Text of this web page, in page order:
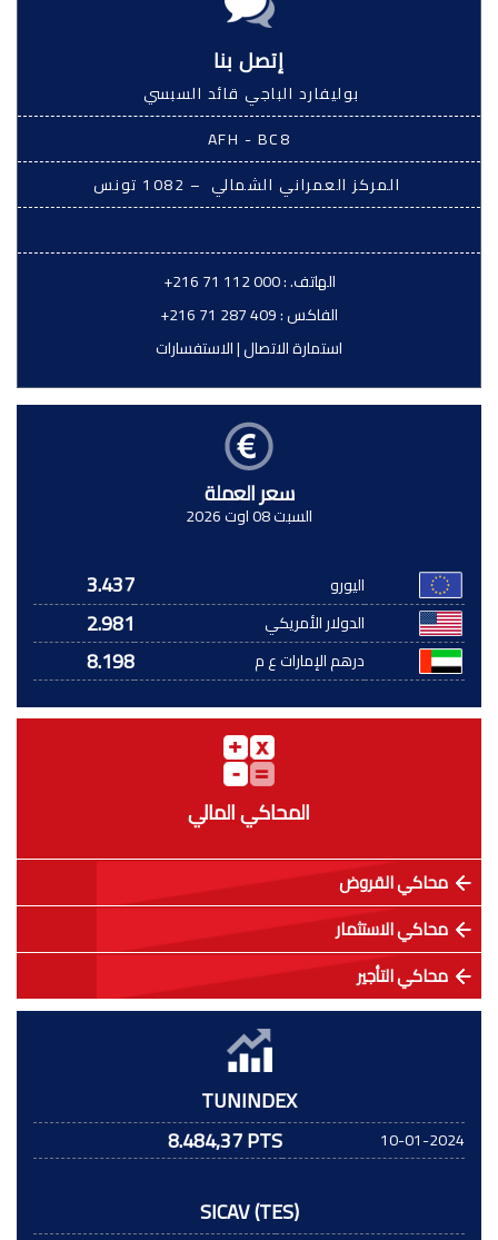
إتصل بنا
بوليفارد الباجي قائد السبسي
AFH - BC8
المركز العمراني الشمالي – 1082 تونس
الهاتف. :+216 71 112 000
الفاكس :+216 71 287 409
استمارة الاتصال|الاستفسارات
سعر العملة
السبت 08 اوت 2026
اليورو 3.437
الدولار الأمريكي 2.981
درهم الإمارات ع م 8.198
المحاكي المالي
محاكي القروض
محاكي الاستثمار
محاكي التأجير
TUNINDEX
10-01-2024
8.484,37 PTS
SICAV (TES)